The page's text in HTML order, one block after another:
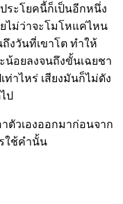
ระโยคนี้ก็เป็นอีกหนึ่ง
ไม่ว่าจะโมโหแค่ไหน
งวันที่เขาโต ทำให้
น้อยลงจนถึงขั้นเฉยชา
ท่าไหร่ เสียงมันก็ไม่ดัง
ป
ตัวเองออกมาก่อนจาก
ใช้คำนั้น